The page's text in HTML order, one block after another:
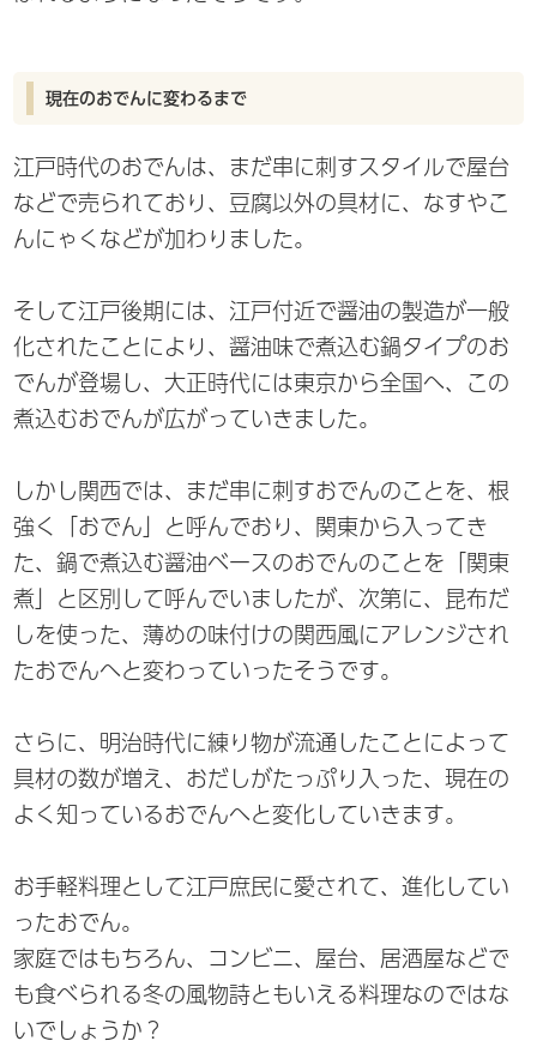
現在のおでんに変わるまで
江戸時代のおでんは、まだ串に刺すスタイルで屋台
などで売られており、豆腐以外の具材に、なすやこ
んにゃくなどが加わりました。
そして江戸後期には、江戸付近で醤油の製造が一般
化されたことにより、醤油味で煮込む鍋タイプのお
でんが登場し、大正時代には東京から全国へ、この
煮込むおでんが広がっていきました。
しかし関西では、まだ串に刺すおでんのことを、根
強く「おでん」と呼んでおり、関東から入ってき
た、鍋で煮込む醤油ベースのおでんのことを「関東
煮」と区別して呼んでいましたが、次第に、昆布だ
しを使った、薄めの味付けの関西風にアレンジされ
たおでんへと変わっていったそうです。
さらに、明治時代に練り物が流通したことによって
具材の数が増え、おだしがたっぷり入った、現在の
よく知っているおでんへと変化していきます。
お手軽料理として江戸庶民に愛されて、進化してい
ったおでん。
家庭ではもちろん、コンビニ、屋台、居酒屋などで
も食べられる冬の風物詩ともいえる料理なのではな
いでしょうか？